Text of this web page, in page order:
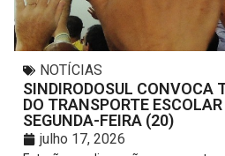
NOTÍCIAS
SINDIRODOSUL CONVOCA
DO TRANSPORTE
SEGUNDA-FEIRA (20)
julho 17, 2026